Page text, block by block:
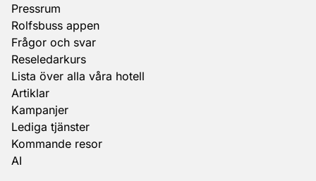
Pressrum
Rolfsbuss appen
Frågor och svar
Reseledarkurs
Lista över alla våra hotell
Artiklar
Kampanjer
Lediga tjänster
Kommande resor
AI